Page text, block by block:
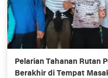
Pelarian Tahanan Rutan
Berakhir di Tempat